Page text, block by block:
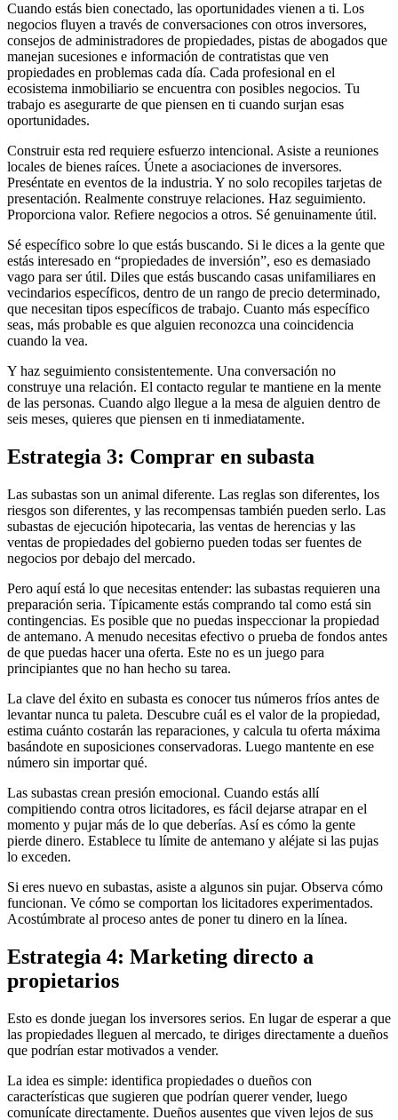
Cuando estás bien conectado, las oportunidades vienen a ti. Los
negocios fluyen a través de conversaciones con otros inversores,
consejos de administradores de propiedades, pistas de abogados que
manejan sucesiones e información de contratistas que ven
propiedades en problemas cada día. Cada profesional en el
ecosistema inmobiliario se encuentra con posibles negocios. Tu
trabajo es asegurarte de que piensen en ti cuando surjan esas
oportunidades.
Construir esta red requiere esfuerzo intencional. Asiste a reuniones
locales de bienes raíces. Únete a asociaciones de inversores.
Preséntate en eventos de la industria. Y no solo recopiles tarjetas de
presentación. Realmente construye relaciones. Haz seguimiento.
Proporciona valor. Refiere negocios a otros. Sé genuinamente útil.
Sé específico sobre lo que estás buscando. Si le dices a la gente que
estás interesado en “propiedades de inversión”, eso es demasiado
vago para ser útil. Diles que estás buscando casas unifamiliares en
vecindarios específicos, dentro de un rango de precio determinado,
que necesitan tipos específicos de trabajo. Cuanto más específico
seas, más probable es que alguien reconozca una coincidencia
cuando la vea.
Y haz seguimiento consistentemente. Una conversación no
construye una relación. El contacto regular te mantiene en la mente
de las personas. Cuando algo llegue a la mesa de alguien dentro de
seis meses, quieres que piensen en ti inmediatamente.
Estrategia 3: Comprar en subasta
Las subastas son un animal diferente. Las reglas son diferentes, los
riesgos son diferentes, y las recompensas también pueden serlo. Las
subastas de ejecución hipotecaria, las ventas de herencias y las
ventas de propiedades del gobierno pueden todas ser fuentes de
negocios por debajo del mercado.
Pero aquí está lo que necesitas entender: las subastas requieren una
preparación seria. Típicamente estás comprando tal como está sin
contingencias. Es posible que no puedas inspeccionar la propiedad
de antemano. A menudo necesitas efectivo o prueba de fondos antes
de que puedas hacer una oferta. Este no es un juego para
principiantes que no han hecho su tarea.
La clave del éxito en subasta es conocer tus números fríos antes de
levantar nunca tu paleta. Descubre cuál es el valor de la propiedad,
estima cuánto costarán las reparaciones, y calcula tu oferta máxima
basándote en suposiciones conservadoras. Luego mantente en ese
número sin importar qué.
Las subastas crean presión emocional. Cuando estás allí
compitiendo contra otros licitadores, es fácil dejarse atrapar en el
momento y pujar más de lo que deberías. Así es cómo la gente
pierde dinero. Establece tu límite de antemano y aléjate si las pujas
lo exceden.
Si eres nuevo en subastas, asiste a algunos sin pujar. Observa cómo
funcionan. Ve cómo se comportan los licitadores experimentados.
Acostúmbrate al proceso antes de poner tu dinero en la línea.
Estrategia 4: Marketing directo a
propietarios
Esto es donde juegan los inversores serios. En lugar de esperar a que
las propiedades lleguen al mercado, te diriges directamente a dueños
que podrían estar motivados a vender.
La idea es simple: identifica propiedades o dueños con
características que sugieren que podrían querer vender, luego
comunícate directamente. Dueños ausentes que viven lejos de sus